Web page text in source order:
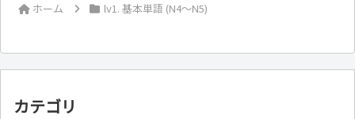
ホーム lv1. 基本単語 (N4～N5)
カテゴリ